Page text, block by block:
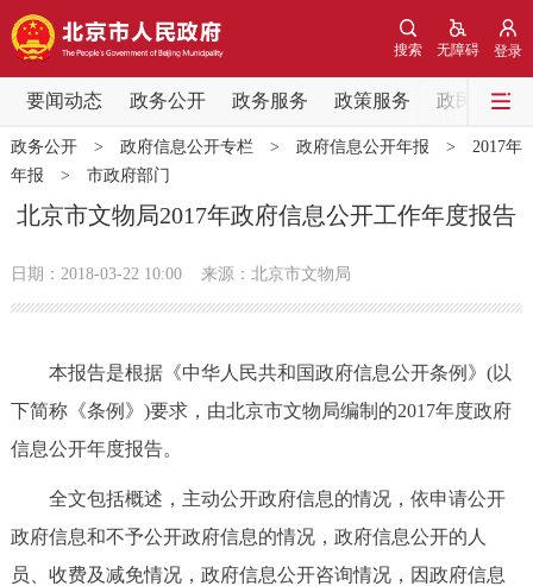
登录
无障碍
搜索
要闻动态 政务公开 政务服务 政策服务 政民互动
要闻动态
党中央精神 国务院信息 中央部委动态
北京要闻 会议信息 部门动态
各区热点
政务公开
市领导 机构职能 政策服务
政策兑现 政策解读 回应关切
决策公开 专题公开
政务公开> 政府信息公开专栏> 政府信息公开年报 > 2017年
年报 > 市政府部门
北京市文物局2017年政府信息公开工作年度报告
日期：2018-03-22 10:00 来源：北京市文物局
本报告是根据《中华人民共和国政府信息公开条例》(以
下简称《条例》)要求，由北京市文物局编制的2017年度政府
信息公开年度报告。
全文包括概述，主动公开政府信息的情况，依申请公开
政府信息和不予公开政府信息的情况，政府信息公开的人
员、收费及减免情况，政府信息公开咨询情况，因政府信息